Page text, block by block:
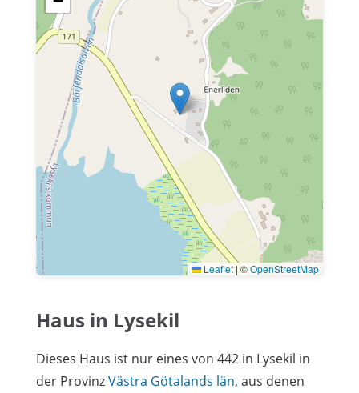
Leaflet|©OpenStreetMap
Haus in Lysekil
Dieses Haus ist nur eines von 442 in Lysekil in
der ProvinzVästra Götalands län, aus denen